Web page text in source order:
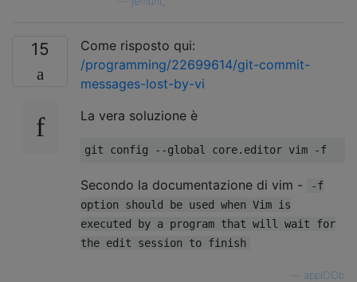
15
Come risposto qui:
/programming/22699614/git-commit-
messages-lost-by-vi
La vera soluzione è
git config --global core. editor vim -f
Secondo la documentazione di vim -
-f
option should be used when Vim is
executed by a program that will wait for
the edit session to finish
applOOb